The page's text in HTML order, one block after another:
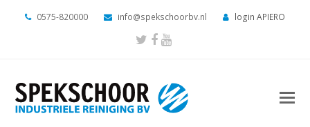
0575-820000 info@spekschoorbv.nl login APIERO
Twitter
Facebook
Youtube